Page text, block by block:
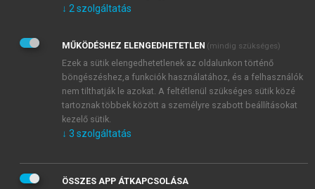
Kérek értesítést az Akadémiai Kiadó Zrt. újdonságairól,
Adatkezelési tájékoztatóbanfoglaltakat tudomásul
veszem és elfogadom.
Általános vásárlási feltételeket, valamint a szotar.netés a
mersz.huoldalak licencszerződéseiben foglaltakat
tudomásul veszem és elfogadom.
KIPRÓBÁLOM
↓ 2 szolgáltatás
MŰKÖDÉSHEZ ELENGEDHETETLEN (mindig szükséges)
Ezek a sütik elengedhetetlenek az oldalunkon történő
böngészéshez,a funkciók használatához, és a felhasználók
nem tilthatják le azokat. A feltétlenül szükséges sütik közé
tartoznak többek között a személyre szabott beállításokat
kezelő sütik.
↓ 3 szolgáltatás
ÖSSZES APP ÁTKAPCSOLÁSA